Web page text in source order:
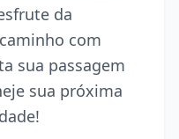
da
com
sua passagem
sua próxima